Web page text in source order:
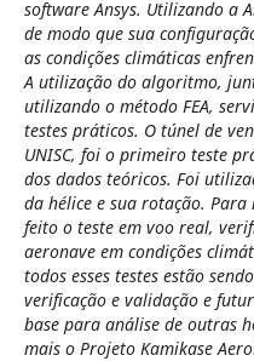
software Ansys. Utilizando a
de modo que sua
as condições climáticas
A utilização do algoritmo,
utilizando o método FEA,
testes práticos. O túnel de
UNISC, foi o primeiro teste
dos dados teóricos. Foi
da hélice e sua rotação.
feito o teste em voo real,
aeronave em condições
todos esses testes estão
verificação e validação e
base para análise de outras
mais o Projeto Kamikase